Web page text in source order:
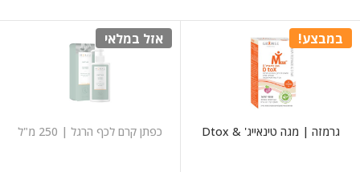
במבצע!
גרמזה | מגה טינאייג' & Dtox
אזל במלאי
כפתן קרם לכף הרגל | 250 מ"ל